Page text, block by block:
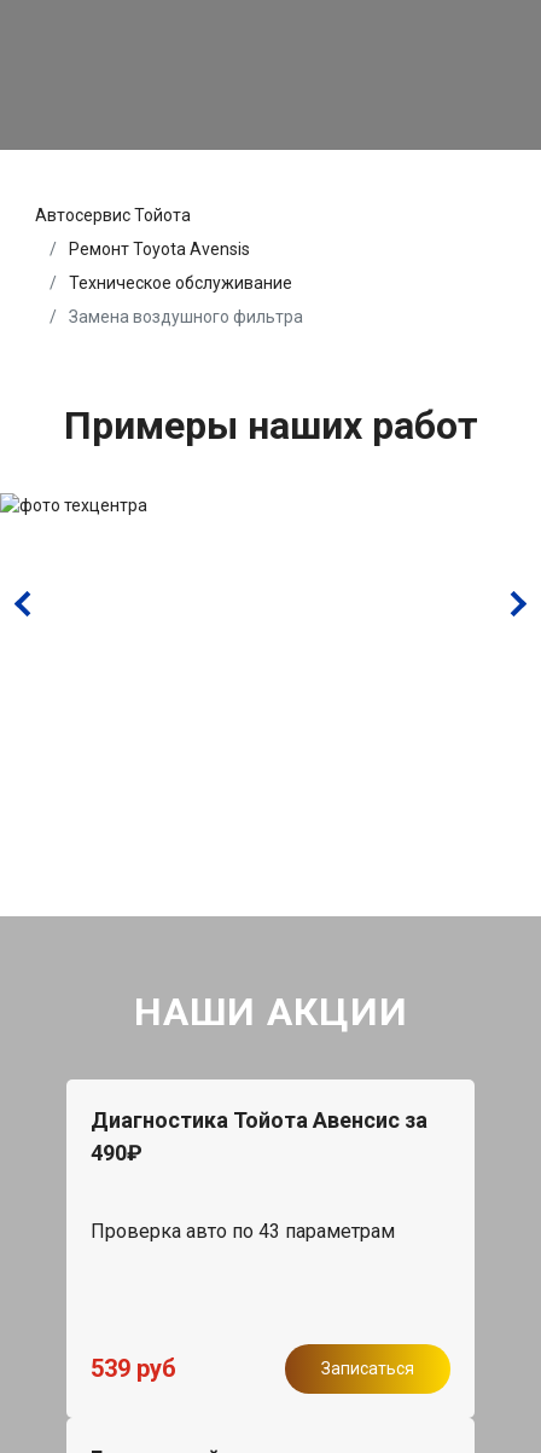
Автосервис Тойота
Ремонт Toyota Avensis
Техническое обслуживание
Замена воздушного фильтра
Примеры наших работ
НАШИ АКЦИИ
Диагностика Тойота Авенсис за
490₽
Проверка авто по 43 параметрам
539 руб Записаться